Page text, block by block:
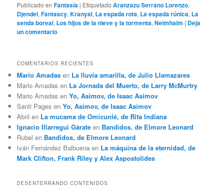
Publicado en Fantasía | Etiquetado Aranzazu Serrano Lorenzo,
Djendel,Fantascy,Kranyal, La espada rota, La espada rúnica, La
senda boreal, Los hijos de la nieve y la tormenta,Neimhaim | Deja
un comentario
COMENTARIOS RECIENTES
Mario Amadas en La lluvia amarilla, de Julio Llamazares
Mario Amadas en La Jornada del Muerto, de Larry McMurtry
Mario Amadas enYo, Asimov, de Isaac Asimov
Santi Pages enYo, Asimov, de Isaac Asimov
Abril en La mucama de Omicunlé, de Rita Indiana
Ignacio Illarregui Gárate en Bandidos, de Elmore Leonard
Rubel en Bandidos, de Elmore Leonard
Iván Fernández Balbuena en La máquina de la eternidad, de
Mark Clifton, Frank Riley y Alex Aspostolides
DESENTERRANDO CONTENIDOS